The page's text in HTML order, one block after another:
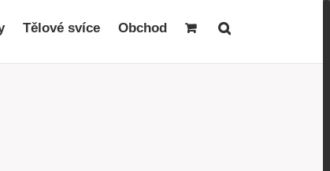
Tělové svíce Obchod